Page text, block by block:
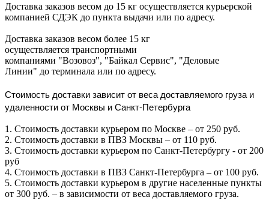
Доставка заказов весом до 15 кг осуществляется курьерской
компанией СДЭК до пункта выдачи или по адресу.
Доставка заказов весом более 15 кг
осуществляется транспортными
компаниями "Возовоз", "Байкал Сервис", "Деловые
Линии" до терминала или по адресу.
Стоимость доставки зависит от веса доставляемого груза и
удаленности от Москвы и Санкт-Петербурга
1. Стоимость доставки курьером по Москве – от 250 руб.
2. Стоимость доставки в ПВЗ Москвы – от 110 руб.
3. Стоимость доставки курьером по Санкт-Петербургу - от 200
руб
4. Стоимость доставки в ПВЗ Санкт-Петербурга – от 100 руб.
5. Стоимость доставки курьером в другие населенные пункты
от 300 руб. – в зависимости от веса доставляемого груза.